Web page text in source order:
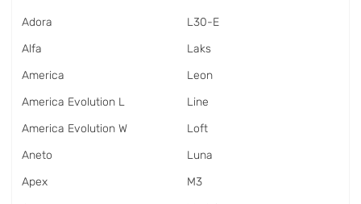
Adora
Alfa
America
America Evolution L
America Evolution W
Aneto
Apex
L30-E
Laks
Leon
Line
Loft
Luna
M3